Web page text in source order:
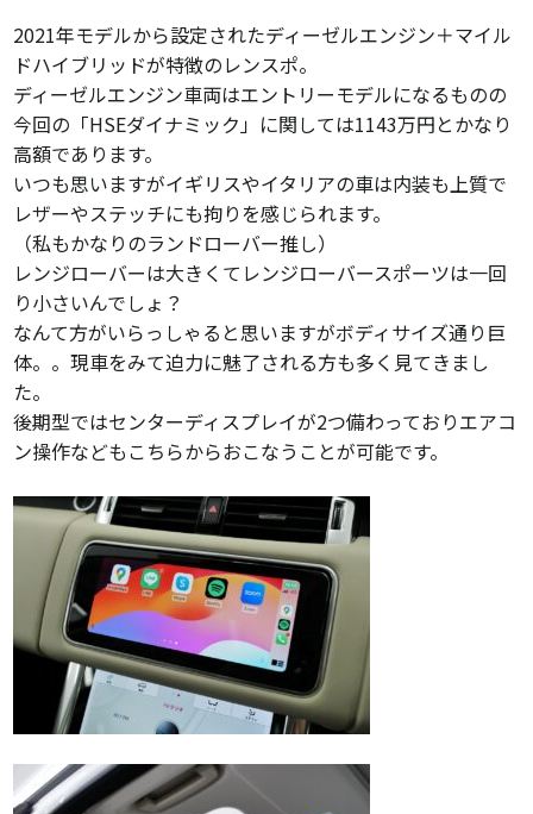
2021年モデルから設定されたディーゼルエンジン＋マイル
ドハイブリッドが特徴のレンスポ。
ディーゼルエンジン車両はエントリーモデルになるものの
今回の「HSEダイナミック」に関しては1143万円とかなり
高額であります。
いつも思いますがイギリスやイタリアの車は内装も上質で
レザーやステッチにも拘りを感じられます。
（私もかなりのランドローバー推し）
レンジローバーは大きくてレンジローバースポーツは一回
り小さいんでしょ？
なんて方がいらっしゃると思いますがボディサイズ通り巨
体。。現車をみて迫力に魅了される方も多く見てきまし
た。
後期型ではセンターディスプレイが2つ備わっておりエアコ
ン操作などもこちらからおこなうことが可能です。